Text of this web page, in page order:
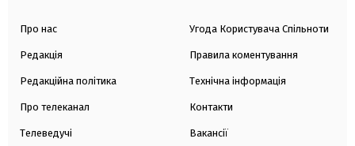
Про нас
Редакція
Редакційна політика
Про телеканал
Телеведучі
Угода Користувача Спільноти
Правила коментування
Технічна інформація
Контакти
Вакансії